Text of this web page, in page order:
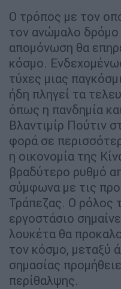
Ο τρόπος με τον
τον ανώμαλο
απομόνωση θα
κόσμο.
τύχες μιας
ήδη πληγεί τα
όπως η πανδημία
Βλαντιμίρ Πούτιν
φορά σε
η οικονομία της
βραδύτερο ρυθμό
σύμφωνα με τις
Τράπεζας. Ο ρόλος
εργοστάσιο
λουκέτα θα
τον κόσμο, μεταξύ
σημασίας
περίθαλψης.